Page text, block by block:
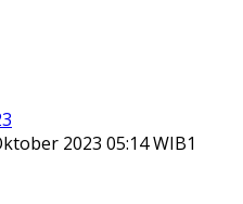
2023 05:14 WIB1